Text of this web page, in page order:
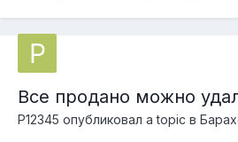
Все продано можно
P12345 опубликовал a topic в